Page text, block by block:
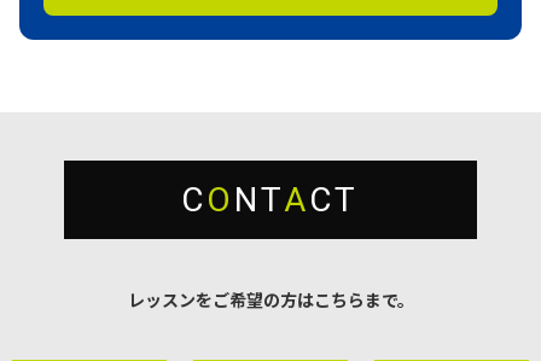
CO NTACT
レッスンをご希望の方はこちらまで。